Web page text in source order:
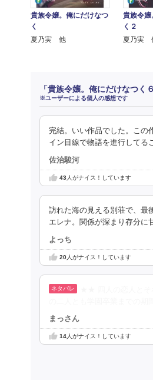
貴族令嬢。俺にだけなつ
く
夏乃実 他
貴族令
く２
夏乃実
「貴族令嬢。俺にだけなつく
※ユーザーによる個人の感想です
完結。いい作品でした。この
イン目線で物語を進行してる
佐治駿河
43人がナイス！しています
訪れた海の見える別荘で、最
エレナ。関係が深まり存分に
よっち
20人がナイス！しています
の二人とも学園卒業までの
まっさん
14人がナイス！しています